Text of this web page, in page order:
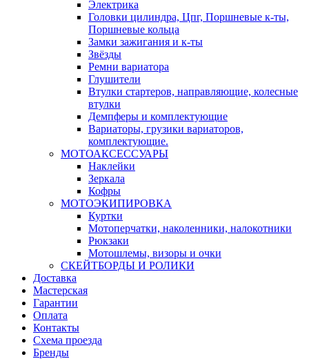
Электрика
Головки цилиндра, Цпг, Поршневые к-ты,
Поршневые кольца
Замки зажигания и к-ты
Звёзды
Ремни вариатора
Глушители
Втулки стартеров, направляющие, колесные
втулки
Демпферы и комплектующие
Вариаторы, грузики вариаторов,
комплектующие.
МОТОАКСЕССУАРЫ
Наклейки
Зеркала
Кофры
МОТОЭКИПИРОВКА
Куртки
Мотоперчатки, наколенники, налокотники
Рюкзаки
Мотошлемы, визоры и очки
СКЕЙТБОРДЫ И РОЛИКИ
Доставка
Мастерская
Гарантии
Оплата
Контакты
Схема проезда
Бренды